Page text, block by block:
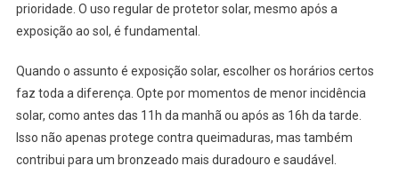
prioridade. O uso regular de protetor solar, mesmo após a
exposição ao sol, é fundamental.
Quando o assunto é exposição solar, escolher os horários certos
faz toda a diferença. Opte por momentos de menor incidência
solar, como antes das 11h da manhã ou após as 16h da tarde.
Isso não apenas protege contra queimaduras, mas também
contribui para um bronzeado mais duradouro e saudável.